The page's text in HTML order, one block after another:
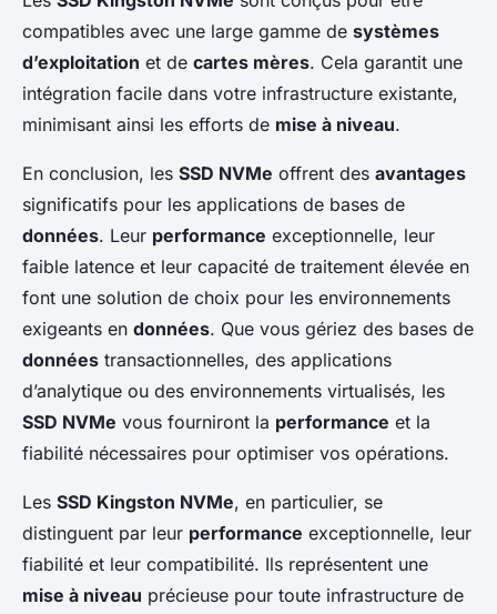
compatibles avec une large gamme de systèmes
d’exploitation et de cartes mères. Cela garantit une
intégration facile dans votre infrastructure existante,
minimisant ainsi les efforts de mise à niveau.
En conclusion, les SSD NVMe offrent des avantages
significatifs pour les applications de bases de
données. Leur performance exceptionnelle, leur
faible latence et leur capacité de traitement élevée en
font une solution de choix pour les environnements
exigeants en données. Que vous gériez des bases de
données transactionnelles, des applications
d’analytique ou des environnements virtualisés, les
SSD NVMe vous fourniront la performance et la
fiabilité nécessaires pour optimiser vos opérations.
Les SSD Kingston NVMe, en particulier, se
distinguent par leur performance exceptionnelle, leur
fiabilité et leur compatibilité. Ils représentent une
mise à niveau précieuse pour toute infrastructure de